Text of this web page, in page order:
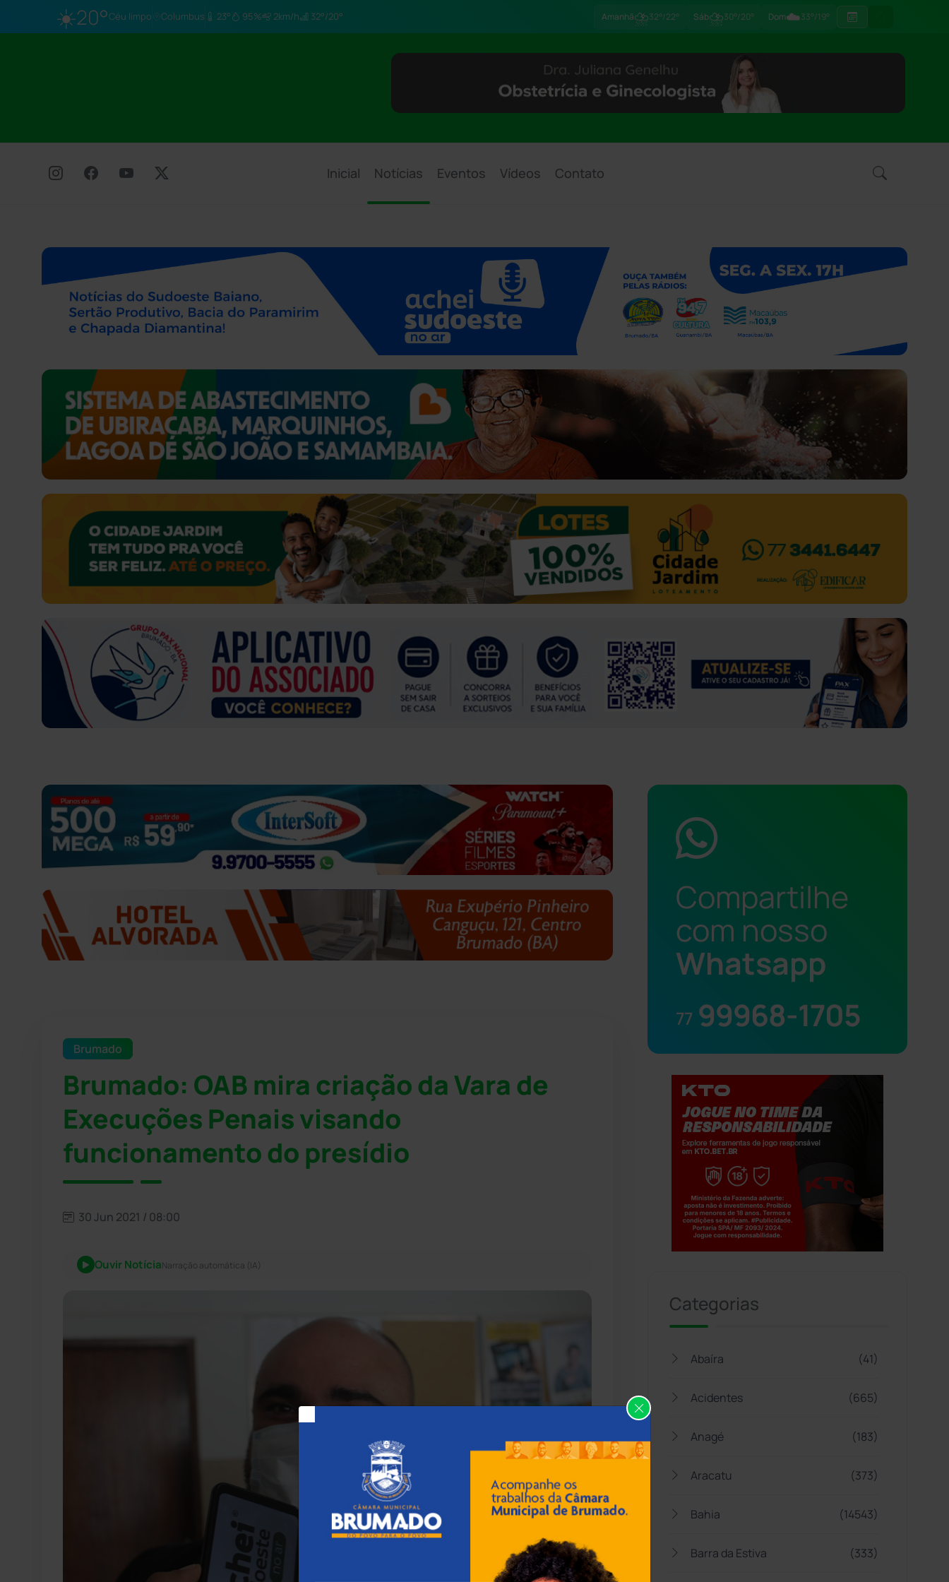
☀️20°Céu limpo Columbus 23° 95% 2km/h 32°/20° Amanhã⛈32°/22° Sáb⛈30°/20° Dom☁️33°/19°
Inicial Notícias Eventos Vídeos Contato
Brumado
Brumado: OAB mira criação da Vara de
Execuções Penais visando
funcionamento do presídio
30 Jun 2021 / 08:00
Ouvir NotíciaNarração automática (IA)
Compartilhe
com nosso
Whatsapp
77 99968-1705
Categorias
Abaíra (41)
Acidentes (665)
Anagé (183)
Aracatu (373)
Bahia (14543)
Barra da Estiva (333)